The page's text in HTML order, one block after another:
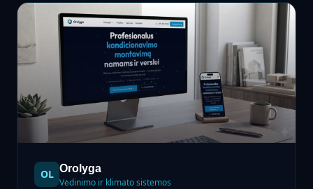
OL Orolyga
Vėdinimo ir klimato sistemos